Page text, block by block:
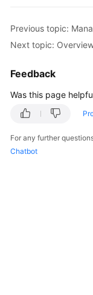
Started
Guide
Best
Practices
API
Reference
Previous topic:
Next topic:
Feedback
Was this page
For any further
Chatbot